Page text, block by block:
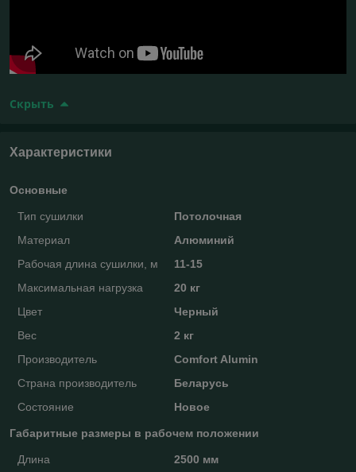
Скрыть
Характеристики
Основные
Тип сушилки
Потолочная
Материал
Алюминий
Рабочая длина сушилки, м
11-15
Максимальная нагрузка
20 кг
Цвет
Черный
Вес
2 кг
Производитель
Comfort Alumin
Страна производитель
Беларусь
Состояние
Новое
Габаритные размеры в рабочем положении
Длина 2500 мм